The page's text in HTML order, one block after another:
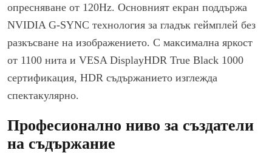
опресняване от 120Hz. Основният екран поддържа
NVIDIA G-SYNC технология за гладък геймплей без
разкъсване на изображението. С максимална яркост
от 1100 нита и VESA DisplayHDR True Black 1000
сертификация, HDR съдържанието изглежда
спектакулярно.
Професионално ниво за създатели
на съдържание